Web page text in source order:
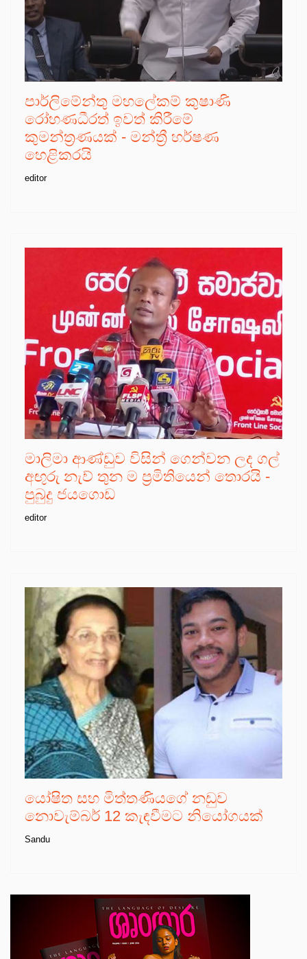
පාර්ලිමේන්තු මහලේකම් කුෂාණි
රෝහණධීරත් ඉවත් කිරීමේ
කුමන්ත්‍රණයක් - මන්ත්‍රී හර්ෂණ
හෙළිකරයි
editor
මාලිමා ආණ්ඩුව විසින් ගෙන්වන ලද ගල්
අඟුරු නැව් තුන ම ප්‍රමිතියෙන් තොරයි -
පුබුදු ජයගොඩ
editor
යෝෂිත සහ මිත්තණියගේ නඩුව
නොවැම්බර් 12 කැඳවීමට නියෝගයක්
Sandu